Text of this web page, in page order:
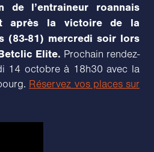
de l’entraineur roannais
après la victoire de la
(83-81) mercredi soir lors
Elite. Prochain rendez-
14 octobre à 18h30 avec la
Réservez vos places sur